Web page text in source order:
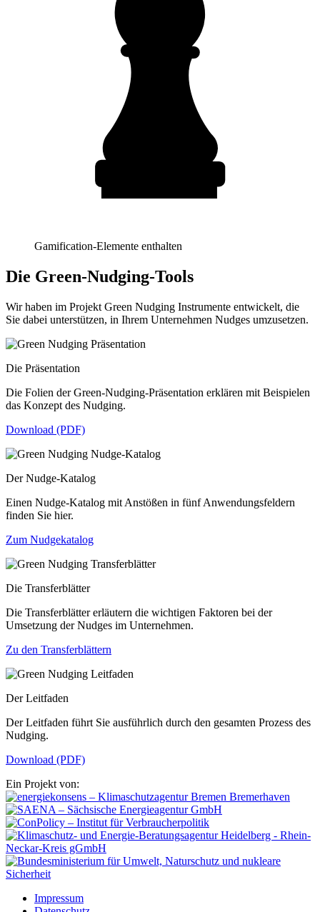
Gamification-Elemente enthalten
Die Green-Nudging-Tools
Wir haben im Projekt Green Nudging Instrumente entwickelt, die
Sie dabei unterstützen, in Ihrem Unternehmen Nudges umzusetzen.
Die Präsentation
Die Folien der Green-Nudging-Präsentation erklären mit Beispielen
das Konzept des Nudging.
Download (PDF)
Der Nudge-Katalog
Einen Nudge-Katalog mit Anstößen in fünf Anwendungsfeldern
finden Sie hier.
Zum Nudgekatalog
Die Transferblätter
Die Transferblätter erläutern die wichtigen Faktoren bei der
Umsetzung der Nudges im Unternehmen.
Zu den Transferblättern
Der Leitfaden
Der Leitfaden führt Sie ausführlich durch den gesamten Prozess des
Nudging.
Download (PDF)
Ein Projekt von:
Impressum